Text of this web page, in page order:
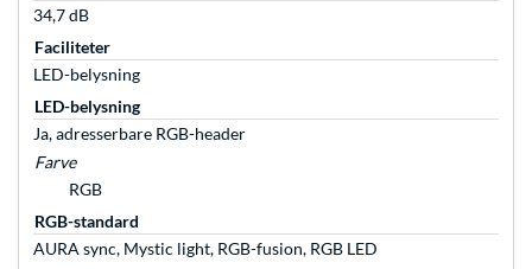
34,7 dB
Faciliteter
LED-belysning
LED-belysning
Ja, adresserbare RGB-header
Farve
RGB
RGB-standard
AURA sync, Mystic light, RGB-fusion, RGB LED